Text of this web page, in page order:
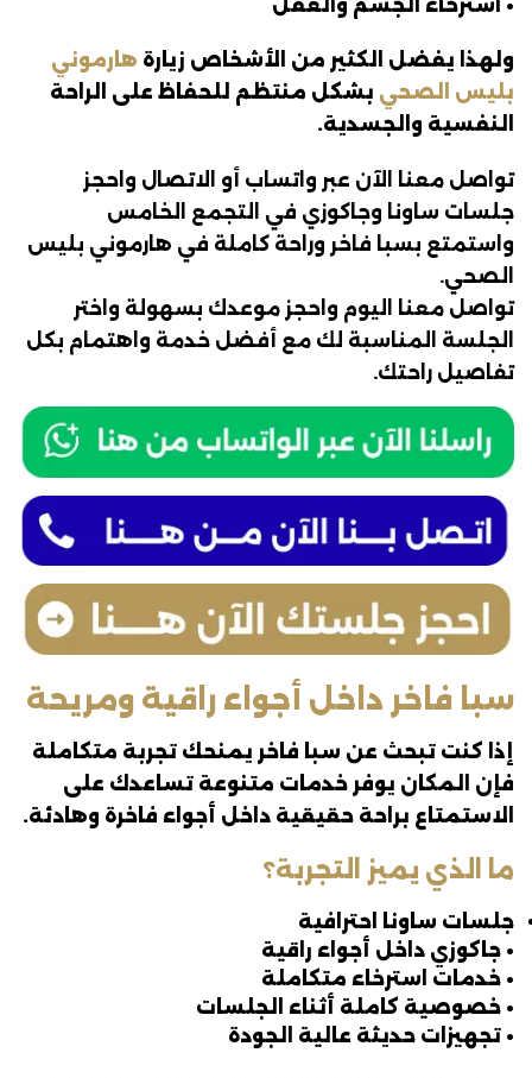
• استرخاء الجسم والعقل
ولهذا يفضل الكثير من الأشخاص زيارة هارموني
بليس الصحي بشكل منتظم للحفاظ على الراحة
النفسية والجسدية.
تواصل معنا الآن عبر واتساب أو الاتصال واحجز
جلسات ساونا وجاكوزي في التجمع الخامس
واستمتع بسبا فاخر وراحة كاملة في هارموني بليس
الصحي.
تواصل معنا اليوم واحجز موعدك بسهولة واختر
الجلسة المناسبة لك مع أفضل خدمة واهتمام بكل
تفاصيل راحتك.
سبا فاخر داخل أجواء راقية ومريحة
إذا كنت تبحث عن سبا فاخر يمنحك تجربة متكاملة
فإن المكان يوفر خدمات متنوعة تساعدك على
الاستمتاع براحة حقيقية داخل أجواء فاخرة وهادئة.
ما الذي يميز التجربة؟
جلسات ساونا احترافية
• جاكوزي داخل أجواء راقية
• خدمات استرخاء متكاملة
• خصوصية كاملة أثناء الجلسات
• تجهيزات حديثة عالية الجودة